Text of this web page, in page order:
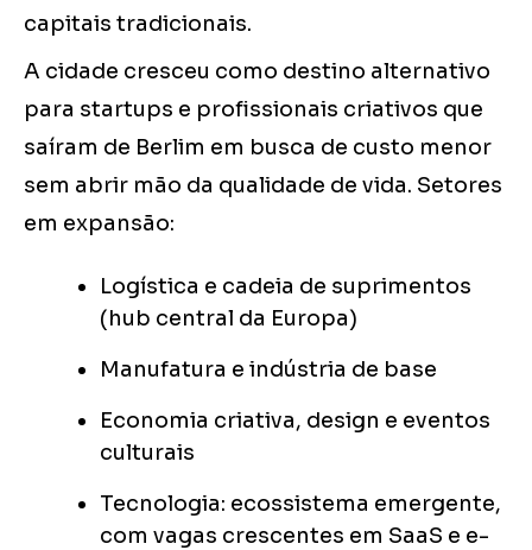
capitais tradicionais.
A cidade cresceu como destino alternativo
para startups e profissionais criativos que
saíram de Berlim em busca de custo menor
sem abrir mão da qualidade de vida. Setores
em expansão:
Logística e cadeia de suprimentos
(hub central da Europa)
Manufatura e indústria de base
Economia criativa, design e eventos
culturais
Tecnologia: ecossistema emergente,
com vagas crescentes em SaaS e e-